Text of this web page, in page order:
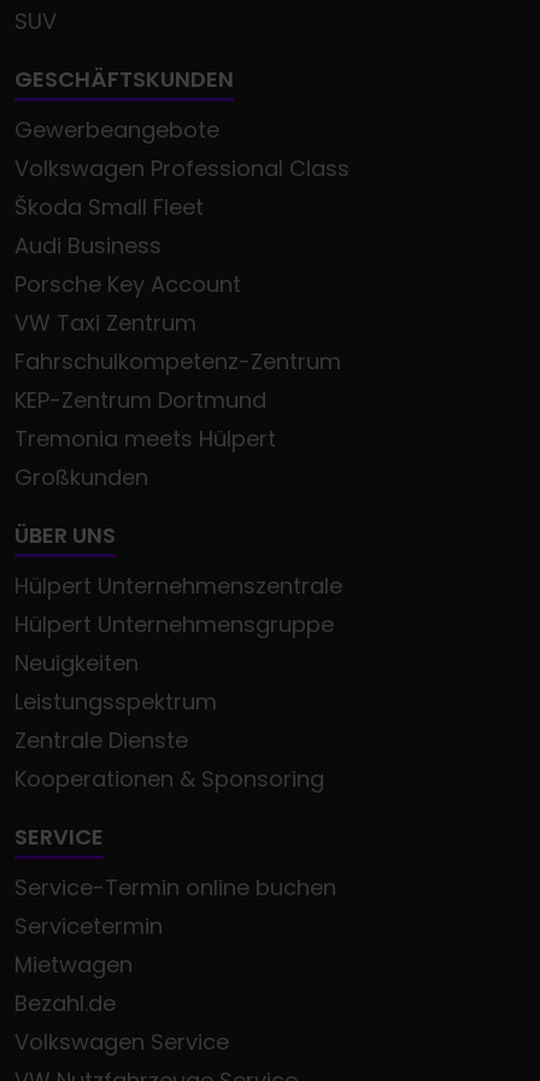
SUV
GESCHÄFTSKUNDEN
Gewerbeangebote
Volkswagen Professional Class
Škoda Small Fleet
Audi Business
Porsche Key Account
VW Taxi Zentrum
Fahrschulkompetenz-Zentrum
KEP-Zentrum Dortmund
Tremonia meets Hülpert
Großkunden
ÜBER UNS
Hülpert Unternehmenszentrale
Hülpert Unternehmensgruppe
Neuigkeiten
Leistungsspektrum
Zentrale Dienste
Kooperationen & Sponsoring
SERVICE
Service-Termin online buchen
Servicetermin
Mietwagen
Bezahl.de
Volkswagen Service